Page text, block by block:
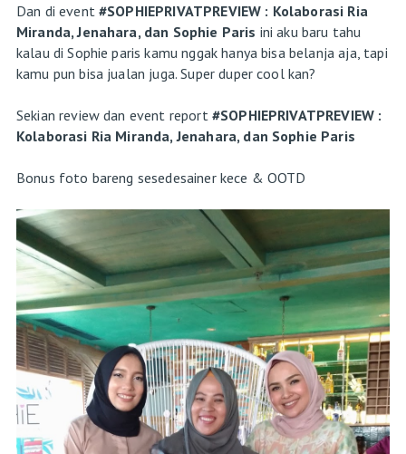
Dan di event #SOPHIEPRIVATPREVIEW : Kolaborasi Ria
Miranda, Jenahara, dan Sophie Paris ini aku baru tahu
kalau di Sophie paris kamu nggak hanya bisa belanja aja, tapi
kamu pun bisa jualan juga. Super duper cool kan?
Sekian review dan event report #SOPHIEPRIVATPREVIEW :
Kolaborasi Ria Miranda, Jenahara, dan Sophie Paris
Bonus foto bareng sesedesainer kece & OOTD